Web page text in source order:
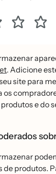
. Adicione
site para
os
e do
de produtos.